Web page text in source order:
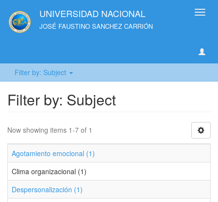
UNIVERSIDAD NACIONAL
JOSÉ FAUSTINO SANCHEZ CARRIÓN
Filter by: Subject
Filter by: Subject
Now showing items 1-7 of 1
Agotamiento emocional (1)
Clima organizacional (1)
Despersonalización (1)